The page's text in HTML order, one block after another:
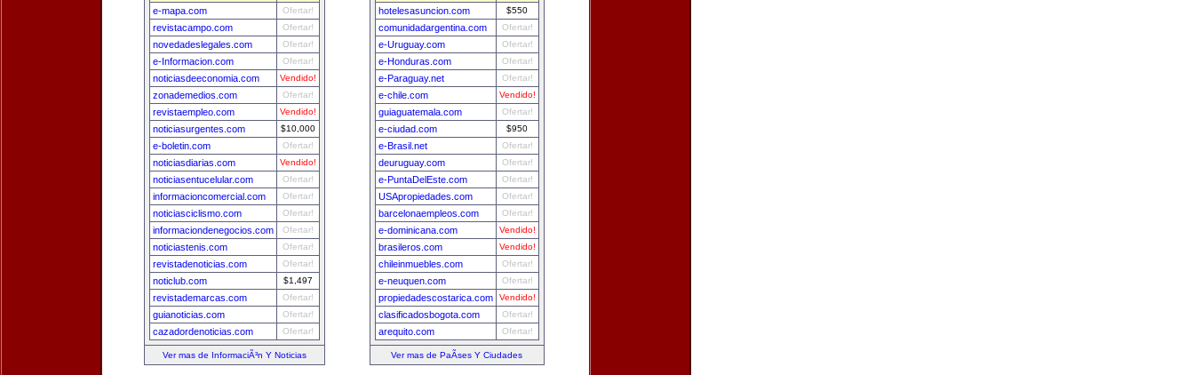
e-mapa.com Ofertar!
revistacampo.com Ofertar!
novedadeslegales.com Ofertar!
e-Informacion.com Ofertar!
noticiasdeeconomia.com Vendido!
zonademedios.com Ofertar!
revistaempleo.com Vendido!
noticiasurgentes.com $10,000
e-boletin.com Ofertar!
noticiasdiarias.com Vendido!
noticiasentucelular.com Ofertar!
informacioncomercial.com Ofertar!
noticiasciclismo.com Ofertar!
informaciondenegocios.com Ofertar!
noticiastenis.com Ofertar!
revistadenoticias.com Ofertar!
noticlub.com $1,497
revistademarcas.com Ofertar!
guianoticias.com Ofertar!
cazadordenoticias.com Ofertar!
Ver mas de InformaciÃ³n Y Noticias
hotelesasuncion.com $550
comunidadargentina.com Ofertar!
e-Uruguay.com Ofertar!
e-Honduras.com Ofertar!
e-Paraguay.net Ofertar!
e-chile.com Vendido!
guiaguatemala.com Ofertar!
e-ciudad.com $950
e-Brasil.net Ofertar!
deuruguay.com Ofertar!
e-PuntaDelEste.com Ofertar!
USApropiedades.com Ofertar!
barcelonaempleos.com Ofertar!
e-dominicana.com Vendido!
brasileros.com Vendido!
chileinmuebles.com Ofertar!
e-neuquen.com Ofertar!
propiedadescostarica.com Vendido!
clasificadosbogota.com Ofertar!
arequito.com Ofertar!
Ver mas de PaÃ­ses Y Ciudades